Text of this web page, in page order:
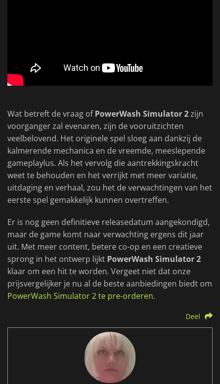
Wat betreft de vraag ofPowerWash Simulator 2zijn
voorganger zal evenaren, zijn de vooruitzichten
veelbelovend. Het originele spel sloeg aan dankzij de
kalmerende mechanica en de vreemde, meeslepende
gameplaylus. Als het vervolg die aantrekkingskracht
weet te behouden en het verrijkt met meer variatie,
uitdaging en verhaal, zou het de verwachtingen van het
eerste spel gemakkelijk kunnen overtreffen.
Er is nog geen definitieve releasedatum aangekondigd,
maar de game komt naar verwachting ergens dit jaar
uit. Met meer content, betere co-op en een creatieve
sprong in het ontwerp lijkt PowerWash Simulator 2
klaar om een hit te worden. Vergeet niet dat onze
prijsvergelijker je nu al de beste aanbiedingen biedt om
PowerWash Simulator 2 te pre-orderen.
Deel